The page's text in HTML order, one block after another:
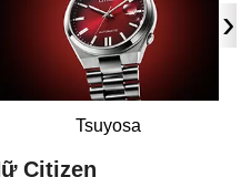
Tsuyosa
›
Citizen